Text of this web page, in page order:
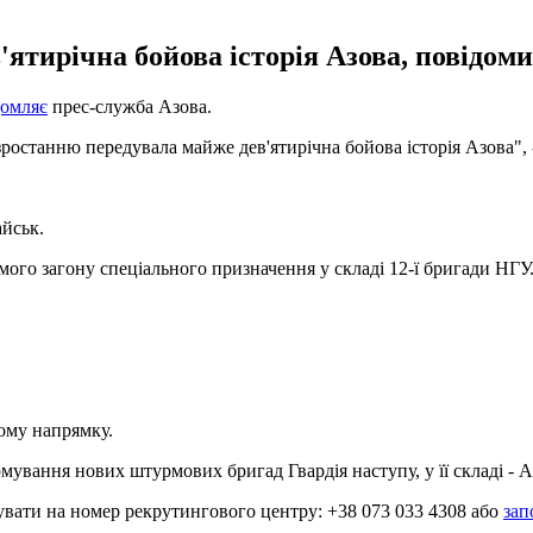
бойова історія Азова,
прес-служба Азова.
передувала майже дев'ятирічна бойова історія Азова",
загону спеціального призначення у складі 12-ї бригади НГУ.
напрямку.
нових штурмових бригад Гвардія наступу, у її складі -
на номер рекрутингового центру: +38 073 033 4308 або